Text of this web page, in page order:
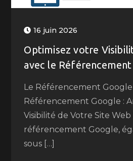
16 juin 2026
Optimisez votre
avec le
Le Référencement Google
Référencement Google :
Visibilité de Votre Site Web
référencement Google,
sous […]